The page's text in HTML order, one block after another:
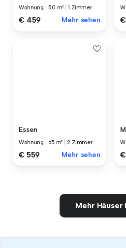
Wohnung 50 m² |1 Zimmer
€ 459 Mehr sehen
Essen
Wohnung 65 m² |2 Zimmer
€ 559 Mehr sehen €
Mehr Häuser